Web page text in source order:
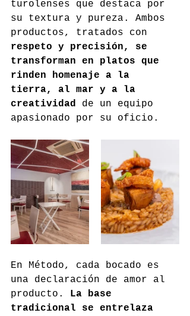
turolenses que destaca por
su textura y pureza. Ambos
productos, tratados con
respeto y precisión, se
transforman en platos que
rinden homenaje a la
tierra, al mar y a la
creatividad de un equipo
apasionado por su oficio.
En Método, cada bocado es
una declaración de amor al
producto. La base
tradicional se entrelaza